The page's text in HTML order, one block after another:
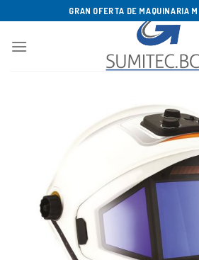
al
contenido
GRAN OFERTA DE MAQUINARIA